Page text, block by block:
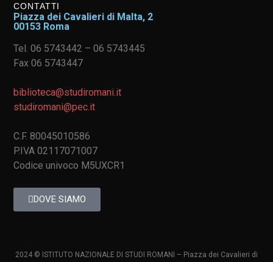
CONTATTI
Piazza dei Cavalieri di Malta, 2
00153 Roma
Tel. 06 5743442 – 06 5743445
Fax 06 5743447
biblioteca@studiromani.it
studiromani@pec.it
C.F. 80045010586
P.IVA 02117071007
Codice univoco M5UXCR1
DOVE SIAMO
2024 © ISTITUTO NAZIONALE DI STUDI ROMANI – Piazza dei Cavalieri di